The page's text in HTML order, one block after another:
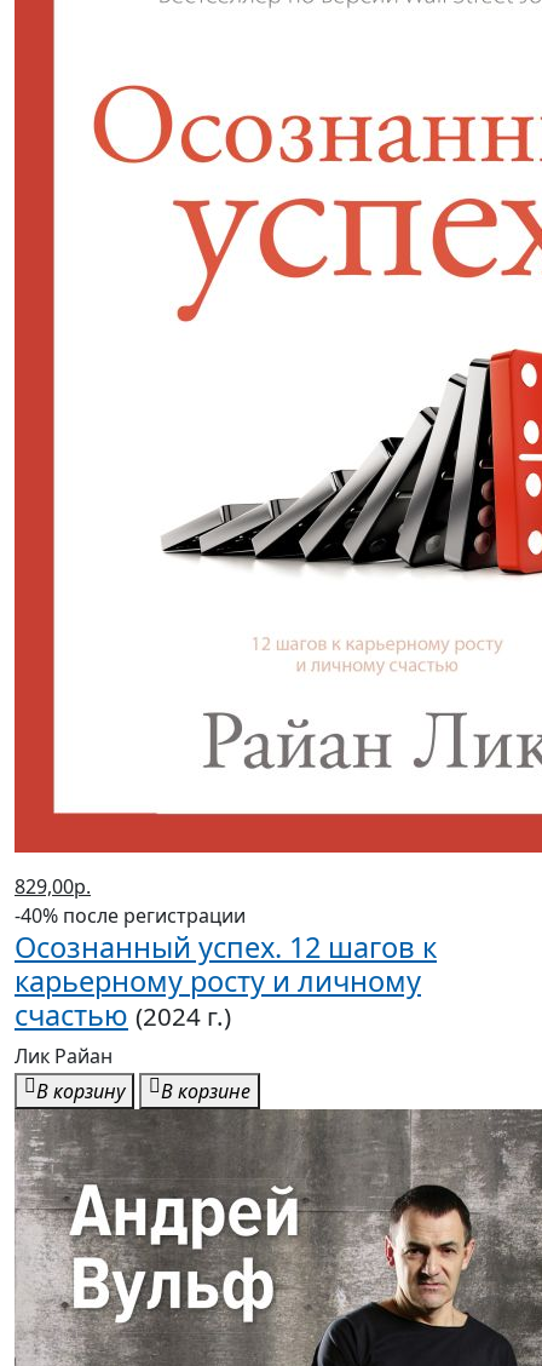
829,00р.
-40% после регистрации
Осознанный успех. 12 шагов к
карьерному росту и личному
счастью (2024 г.)
Лик Райан
В корзину
В корзине